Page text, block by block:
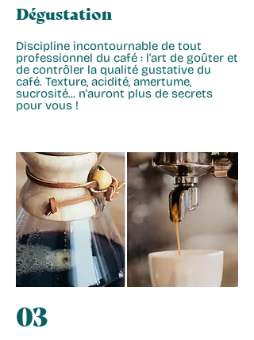
Dégustation
Discipline incontournable de tout
professionnel du café : l'art de goûter et
de contrôler la qualité gustative du
café. Texture, acidité, amertume,
sucrosité... n'auront plus de secrets
pour vous !
03